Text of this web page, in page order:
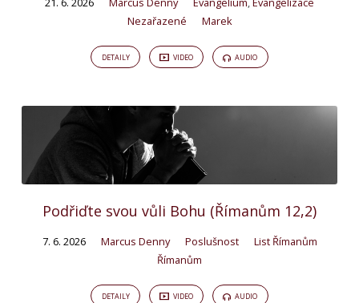
Nezařazené
Marek
DETAILY VIDEO AUDIO
Podřiďte svou vůli Bohu (Římanům 12,2)
7. 6. 2026 Marcus Denny Poslušnost
List Římanům
Římanům
DETAILY VIDEO AUDIO